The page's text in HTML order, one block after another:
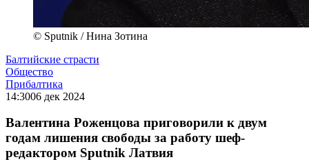
© Sputnik / Нина Зотина
Балтийские страсти
Общество
Прибалтика
14:3006 дек 2024
Валентина Роженцова приговорили к двум
годам лишения свободы за работу шеф-
редактором Sputnik Латвия